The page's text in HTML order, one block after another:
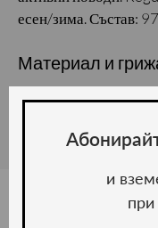
есен/зима. Състав:
Материал и
Материал:
и